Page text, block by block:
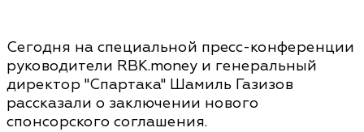
Сегодня на специальной пресс-конференции
руководители RBK.money и генеральный
директор "Спартака" Шамиль Газизов
рассказали о заключении нового
спонсорского соглашения.